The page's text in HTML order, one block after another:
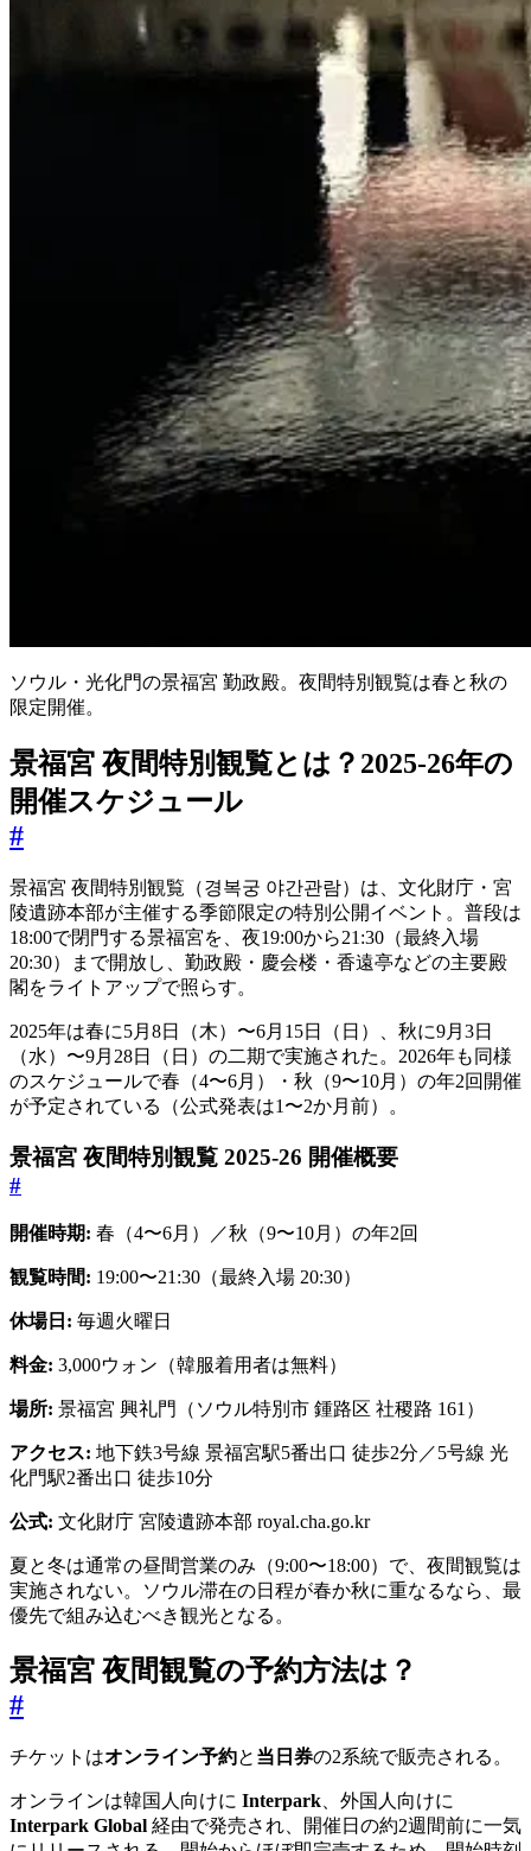
ソウル・光化門の景福宮 勤政殿。夜間特別観覧は春と秋の
限定開催。
景福宮 夜間特別観覧とは？2025-26年の
開催スケジュール
#
景福宮 夜間特別観覧（경복궁 야간관람）は、文化財庁・宮
陵遺跡本部が主催する季節限定の特別公開イベント。普段は
18:00で閉門する景福宮を、夜19:00から21:30（最終入場
20:30）まで開放し、勤政殿・慶会楼・香遠亭などの主要殿
閣をライトアップで照らす。
2025年は春に5月8日（木）〜6月15日（日）、秋に9月3日
（水）〜9月28日（日）の二期で実施された。2026年も同様
のスケジュールで春（4〜6月）・秋（9〜10月）の年2回開催
が予定されている（公式発表は1〜2か月前）。
景福宮 夜間特別観覧 2025-26 開催概要
#
開催時期: 春（4〜6月）／秋（9〜10月）の年2回
観覧時間: 19:00〜21:30（最終入場 20:30）
休場日: 毎週火曜日
料金: 3,000ウォン（韓服着用者は無料）
場所: 景福宮 興礼門（ソウル特別市 鍾路区 社稷路 161）
アクセス: 地下鉄3号線 景福宮駅5番出口 徒歩2分／5号線 光
化門駅2番出口 徒歩10分
公式: 文化財庁 宮陵遺跡本部 royal.cha.go.kr
夏と冬は通常の昼間営業のみ（9:00〜18:00）で、夜間観覧は
実施されない。ソウル滞在の日程が春か秋に重なるなら、最
優先で組み込むべき観光となる。
景福宮 夜間観覧の予約方法は？
#
チケットはオンライン予約と 当日券の2系統で販売される。
オンラインは韓国人向けに Interpark 、外国人向けに
Interpark Global 経由で発売され、開催日の約2週間前に一気